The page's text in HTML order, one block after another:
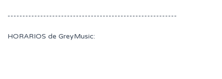
---------------------------------------------------------
HORARIOS de GreyMusic: